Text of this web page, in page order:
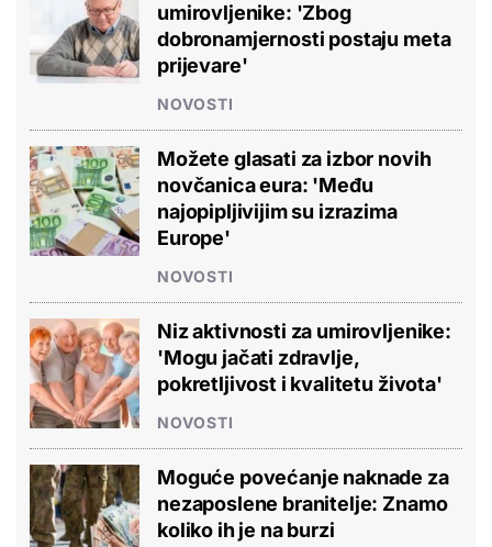
umirovljenike: 'Zbog
dobronamjernosti postaju meta
prijevare'
NOVOSTI
Možete glasati za izbor novih
novčanica eura: 'Među
najopipljivijim su izrazima
Europe'
NOVOSTI
Niz aktivnosti za umirovljenike:
'Mogu jačati zdravlje,
pokretljivost i kvalitetu života'
NOVOSTI
Moguće povećanje naknade za
nezaposlene branitelje: Znamo
koliko ih je na burzi